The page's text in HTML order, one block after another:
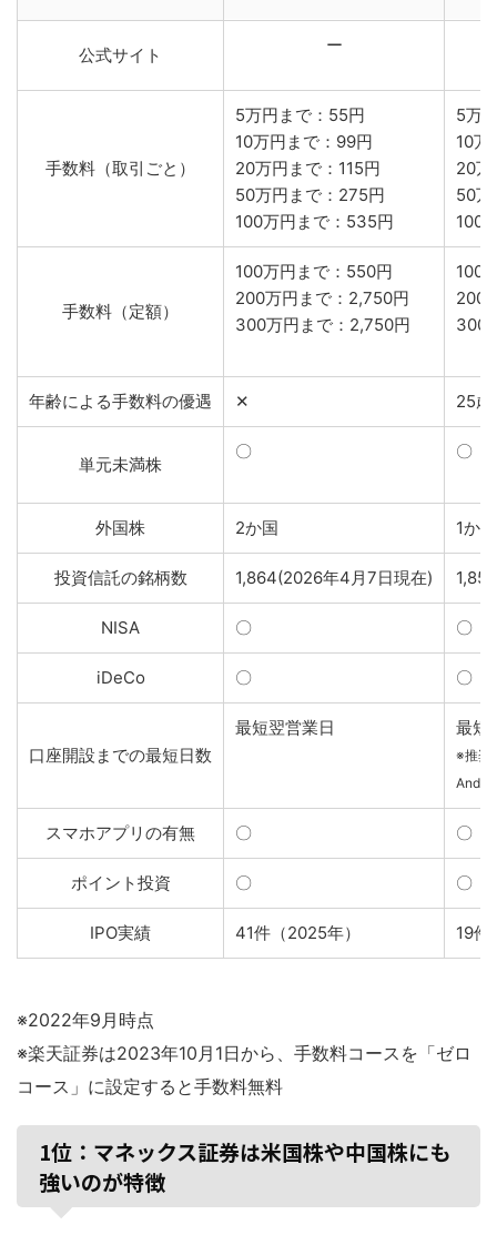
公式サイト ー
手数料（取引ごと）
5万円まで：55円
10万円まで：99円
20万円まで：115円
50万円まで：275円
100万円まで：535円
5万
10万
20万
50万
100
手数料（定額）
100万円まで：550円
200万円まで：2,750円
300万円まで：2,750円
100
200
300
年齢による手数料の優遇 ✕ 25歳
単元未満株
〇 〇
外国株 2か国 1か国
投資信託の銘柄数 1,864(2026年4月7日現在)
NISA 〇 〇
iDeCo 〇 〇
口座開設までの最短日数
最短翌営業日 最短
※推奨
スマホアプリの有無 〇 〇
ポイント投資 〇 〇
IPO実績 41件（2025年） 19件
※2022年9月時点
※楽天証券は2023年10月1日から、手数料コースを「ゼロ
コース」に設定すると手数料無料
1位：マネックス証券は米国株や中国株にも
強いのが特徴